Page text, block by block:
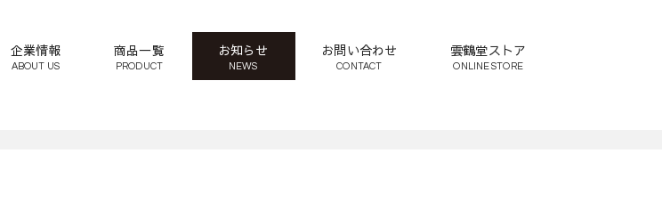
企業情報
ABOUT US
商品一覧
PRODUCT
お知らせ
NEWS
お問い合わせ
CONTACT
雲鶴堂ストア
ONLINE STORE